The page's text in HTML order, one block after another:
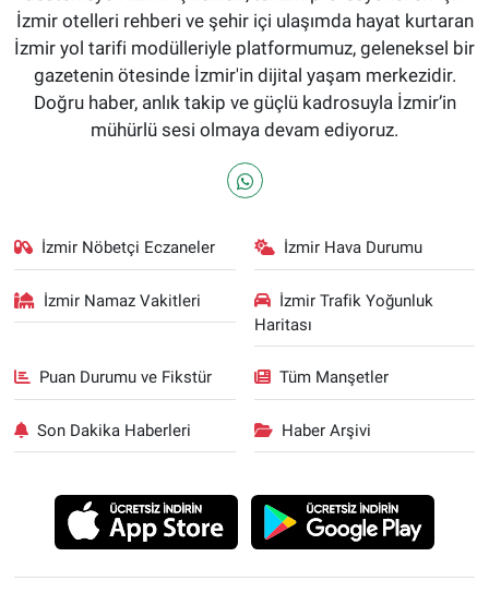
İzmir otelleri rehberi ve şehir içi ulaşımda hayat kurtaran
İzmir yol tarifi modülleriyle platformumuz, geleneksel bir
gazetenin ötesinde İzmir'in dijital yaşam merkezidir.
Doğru haber, anlık takip ve güçlü kadrosuyla İzmir’in
mühürlü sesi olmaya devam ediyoruz.
İzmir Nöbetçi Eczaneler İzmir Hava Durumu
İzmir Namaz Vakitleri
İzmir Trafik Yoğunluk
Haritası
Puan Durumu ve Fikstür Tüm Manşetler
Son Dakika Haberleri Haber Arşivi